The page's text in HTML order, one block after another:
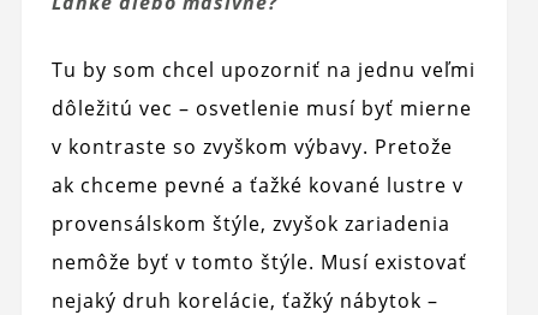
Tu by som chcel upozorniť na jednu veľmi
dôležitú vec – osvetlenie musí byť mierne
v kontraste so zvyškom výbavy. Pretože
ak chceme pevné a ťažké kované lustre v
provensálskom štýle, zvyšok zariadenia
nemôže byť v tomto štýle. Musí existovať
nejaký druh korelácie, ťažký nábytok –